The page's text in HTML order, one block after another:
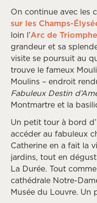
On continue avec les
sur les Champs-
loin l’Arc de Triomphe
grandeur et sa
visite se poursuit au
trouve le fameux
Moulins – endroit
Fabuleux Destin
Montmartre et la
Un petit tour à bord
accéder au fabuleux
Catherine en a fait la
jardins, tout en
La Durée. Tout
cathédrale Notre-
Musée du Louvre. Un